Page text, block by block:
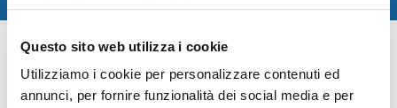
Questo sito web utilizza i cookie
Utilizziamo i cookie per personalizzare contenuti ed
annunci, per fornire funzionalità dei social media e per
ARTICOLI
Collaborazione con Coninet